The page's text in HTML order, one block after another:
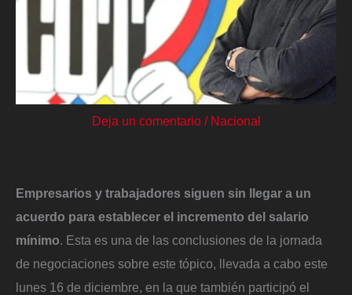
Deja un comentario / Nacional
Empresarios y trabajadores siguen sin llegar a un
acuerdo para establecer el incremento del salario
mínimo. Esta es una de las conclusiones de la jornada
de negociaciones sobre este tópico, llevada a cabo este
lunes 16 de diciembre, en la que también participó el